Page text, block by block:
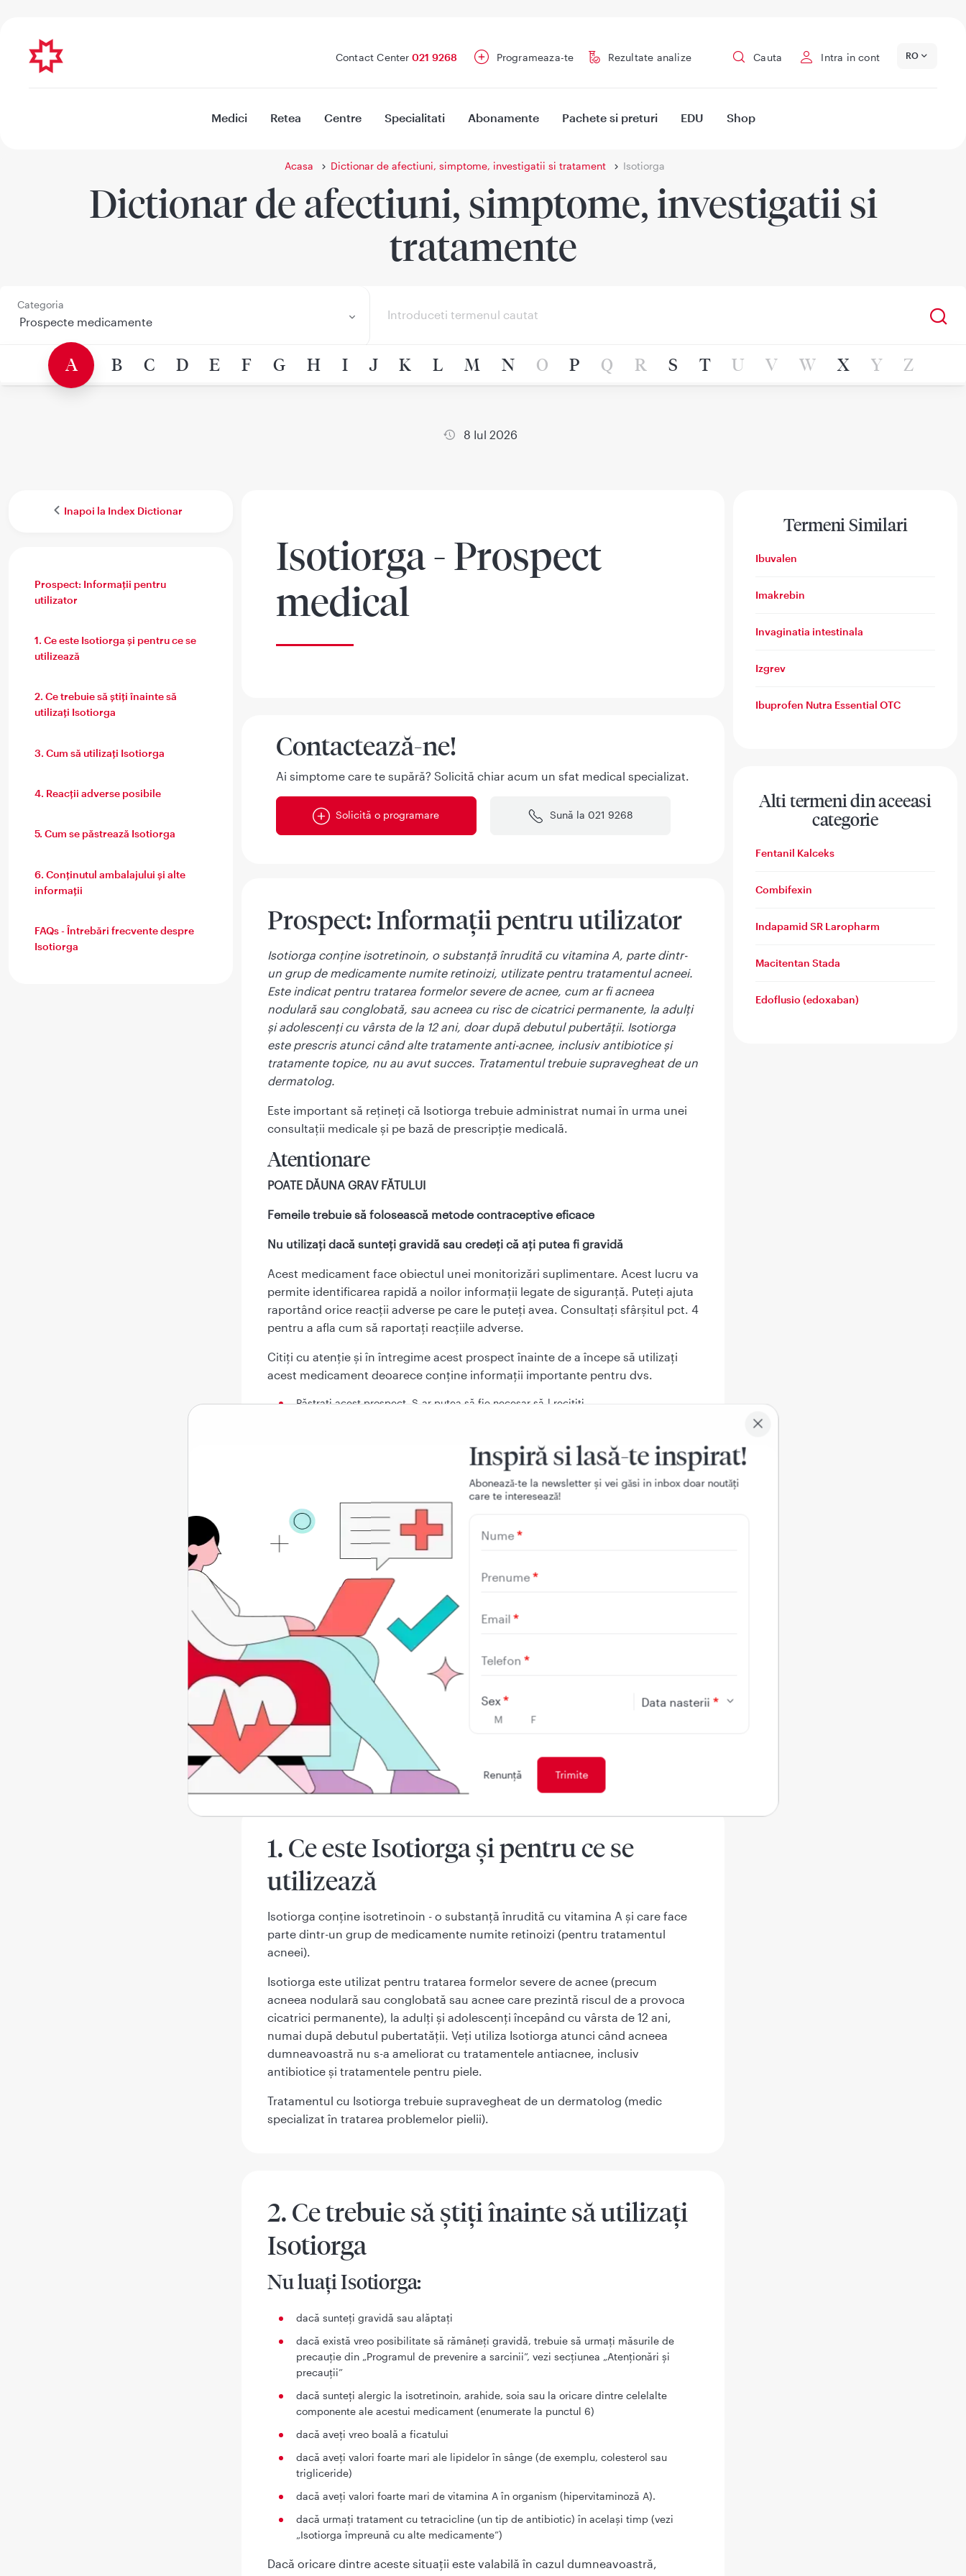
Contact Center 021 9268 Programeaza-te Rezultate analize Cauta Intra in cont RO
Medici Retea Centre Specialitati Abonamente Pachete si preturi EDU Shop
Acasa Dictionar de afectiuni, simptome, investigatii si tratament Isotiorga
Dictionar de afectiuni, simptome, investigatii si
tratamente
Categoria
A B C D E F G H I J K L M N O P Q R S T U V W X Y Z
8 Iul 2026
Inapoi la Index Dictionar
Prospect: Informații pentru
utilizator
1. Ce este Isotiorga și pentru ce se
utilizează
2. Ce trebuie să știţi înainte să
utilizaţi Isotiorga
3. Cum să utilizați Isotiorga
4. Reacții adverse posibile
5. Cum se păstrează Isotiorga
6. Conținutul ambalajului și alte
informații
FAQs - Întrebări frecvente despre
Isotiorga
Isotiorga - Prospect
medical
Contactează-ne!
Ai simptome care te supără? Solicită chiar acum un sfat medical specializat.
Solicită o programare Sună la 021 9268
Prospect: Informații pentru utilizator
Isotiorga conține isotretinoin, o substanță înrudită cu vitamina A, parte dintr-
un grup de medicamente numite retinoizi, utilizate pentru tratamentul acneei.
Este indicat pentru tratarea formelor severe de acnee, cum ar fi acneea
nodulară sau conglobată, sau acneea cu risc de cicatrici permanente, la adulți
și adolescenți cu vârsta de la 12 ani, doar după debutul pubertății. Isotiorga
este prescris atunci când alte tratamente anti-acnee, inclusiv antibiotice și
tratamente topice, nu au avut succes. Tratamentul trebuie supravegheat de un
dermatolog.
Este important să rețineți că Isotiorga trebuie administrat numai în urma unei
consultații medicale și pe bază de prescripție medicală.
Atentionare
POATE DĂUNA GRAV FĂTULUI
Femeile trebuie să folosească metode contraceptive eficace
Nu utilizați dacă sunteți gravidă sau credeți că ați putea fi gravidă
Acest medicament face obiectul unei monitorizări suplimentare. Acest lucru va
permite identificarea rapidă a noilor informații legate de siguranță. Puteți ajuta
raportând orice reacții adverse pe care le puteți avea. Consultați sfârșitul pct. 4
pentru a afla cum să raportați reacțiile adverse.
Citiți cu atenție și în întregime acest prospect înainte de a începe să utilizați
acest medicament deoarece conține informații importante pentru dvs.
Păstrați acest prospect. S-ar putea să fie necesar să-l recitiţi.
Acest medicament a fost prescris numai pentru dumneavoastră. Nu trebuie să il dați
altor persoane. Le poate face rău, chiar dacă au aceleași semne de boală cu ale
Dacă manifestați orice reacții adverse, adresați-vă medicului dumneavoastră sau
farmacistului. Acestea includ orice posibile reacții adverse care nu sunt enumerate
în acest prospect. Vezi pct. 4.
Ce găsiţi în acest prospect
1. Ce este Isotiorga și pentru ce utilizează
2. Ce trebuie să știți înainte să utilizați Isotiorga
3. Cum să utilizați Isotiorga
4. Reacții adverse posibile
5. Cum se păstrează Isotiorga
6. Conținutul ambalajului și alte informații
1. Ce este Isotiorga și pentru ce se
utilizează
Isotiorga conține isotretinoin - o substanță înrudită cu vitamina A și care face
parte dintr-un grup de medicamente numite retinoizi (pentru tratamentul
acneei).
Isotiorga este utilizat pentru tratarea formelor severe de acnee (precum
acneea nodulară sau conglobată sau acnee care prezintă riscul de a provoca
cicatrici permanente), la adulți și adolescenți începând cu vârsta de 12 ani,
numai după debutul pubertatății. Veți utiliza Isotiorga atunci când acneea
dumneavoastră nu s-a ameliorat cu tratamentele antiacnee, inclusiv
antibiotice și tratamentele pentru piele.
Tratamentul cu Isotiorga trebuie supravegheat de un dermatolog (medic
specializat în tratarea problemelor pielii).
2. Ce trebuie să știţi înainte să utilizaţi
Isotiorga
Nu luaţi Isotiorga:
dacă sunteți gravidă sau alăptați
dacă există vreo posibilitate să rămâneți gravidă, trebuie să urmați măsurile de
precauție din „Programul de prevenire a sarcinii”, vezi secțiunea „Atenţionări și
precauții”
dacă sunteți alergic la isotretinoin, arahide, soia sau la oricare dintre celelalte
componente ale acestui medicament (enumerate la punctul 6)
dacă aveți vreo boală a ficatului
dacă aveți valori foarte mari ale lipidelor în sânge (de exemplu, colesterol sau
trigliceride)
dacă aveți valori foarte mari de vitamina A în organism (hipervitaminoză A).
dacă urmați tratament cu tetracicline (un tip de antibiotic) în același timp (vezi
„Isotiorga împreună cu alte medicamente”)
Dacă oricare dintre aceste situații este valabilă în cazul dumneavoastră,
Inspiră si lasă-te inspirat!
Aboneazǎ-te la newsletter și vei gǎsi in inbox doar noutǎți
care te intereseazǎ!
Nume
Prenume
Email
Telefon
Sex
M F
Data nasterii
Renunţă
Termeni Similari
Ibuvalen
Imakrebin
Invaginatia intestinala
Izgrev
Ibuprofen Nutra Essential OTC
Alti termeni din aceeasi
categorie
Fentanil Kalceks
Combifexin
Indapamid SR Laropharm
Macitentan Stada
Edoflusio (edoxaban)